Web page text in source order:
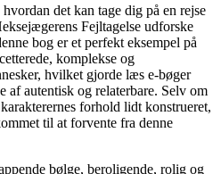
det kan tage dig på en rejse
Fejltagelse udforske
bog er et perfekt eksempel på
komplekse og
hvilket gjorde læs e-bøger
af autentisk og relaterbare. Selv om
forhold lidt konstrueret,
til at forvente fra denne
bølge, beroligende, rolig og